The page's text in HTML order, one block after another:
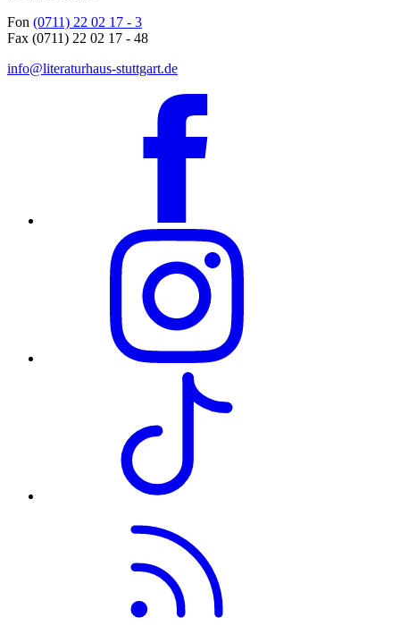
Fon (0711) 22 02 17 - 3
Fax (0711) 22 02 17 - 48
info@literaturhaus-stuttgart.de